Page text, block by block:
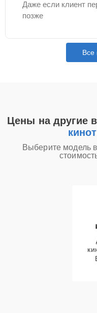
Даже если клиент
позже
Все
Цены на другие
Выберите модель